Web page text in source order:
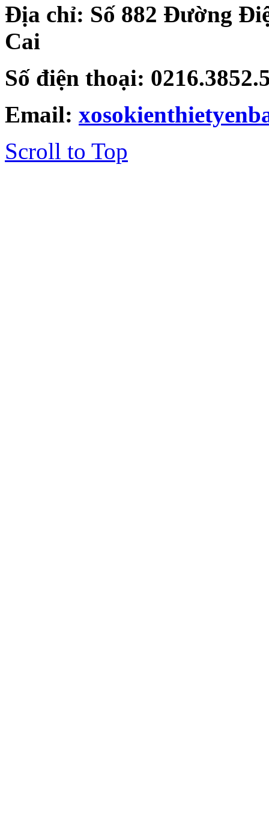
Địa chỉ: Số 882 Đường
Cai
Số điện thoại:
Email:
Scroll to Top